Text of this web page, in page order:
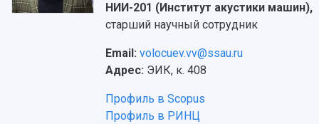
НИИ-201 (Институт акустики машин),
старший научный сотрудник
Email: volocuev.vv@ssau.ru
Адрес: ЭИК, к. 408
Профиль в Scopus
Профиль в РИНЦ